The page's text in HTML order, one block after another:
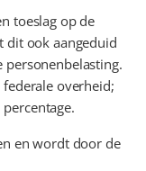
toeslag op de
dit ook aangeduid
personenbelasting.
federale overheid;
en wordt door de